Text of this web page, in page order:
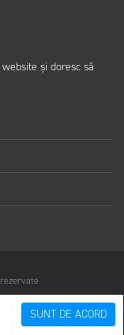
SUNT DE ACORD
și doresc să